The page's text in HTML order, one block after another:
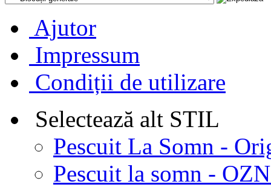
Ajutor
Impressum
Condiții de utilizare
Selectează alt STIL
Pescuit La Somn -
Pescuit la somn -